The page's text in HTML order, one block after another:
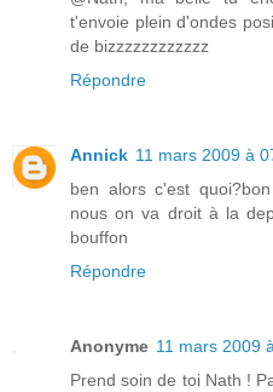
t'envoie plein d'ondes
de bizzzzzzzzzzzz
Répondre
Annick 11 mars 2009 à
ben alors c'est
nous on va droit à la
bouffon
Répondre
Anonyme 11 mars 2009
Prend soin de toi Nath !